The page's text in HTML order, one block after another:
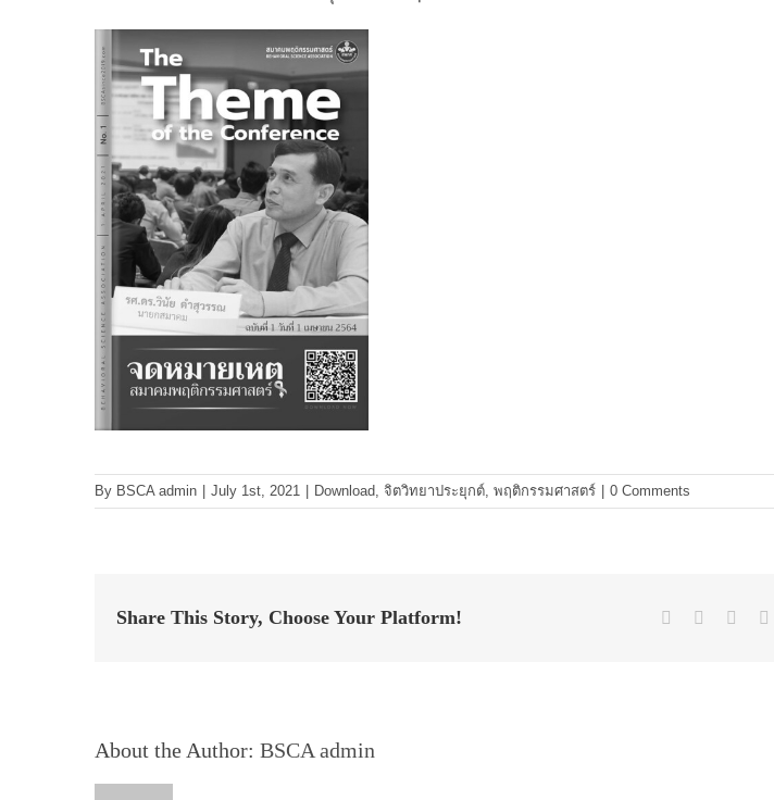
By BSCA admin July 1st, 2021 Download, จิตวิทยาประยุกต์, พฤติกรรมศาสตร์ 0 Comments
Share This Story, Choose Your Platform! Facebook
TwitterReddit
About the Author: BSCA admin